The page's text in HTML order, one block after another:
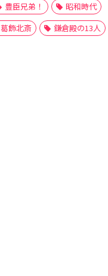
豊臣兄弟！
昭和時代
葛飾北斎 鎌倉殿の13人